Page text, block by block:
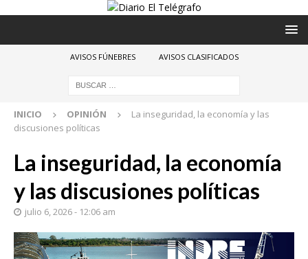
AVISOS FÚNEBRES AVISOS CLASIFICADOS
INICIO OPINIÓN
La inseguridad, la economía y las
discusiones políticas
La inseguridad, la economía
y las discusiones políticas
julio 6, 2026 - 12:06 am